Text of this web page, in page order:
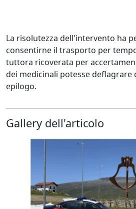
La risolutezza dell'intervento ha
consentirne il trasporto per
tuttora ricoverata per
dei medicinali potesse deflagrare
epilogo.
Gallery dell'articolo